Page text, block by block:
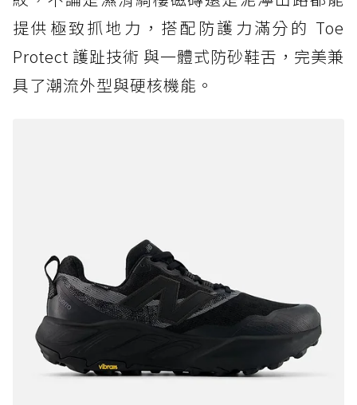
提供極致抓地力，搭配防護力滿分的 Toe
Protect 護趾技術 與一體式防砂鞋舌，完美兼
具了潮流外型與硬核機能。